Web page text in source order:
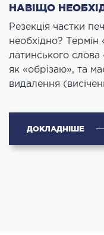
НАВІЩО
Резекція частки
необхідно? Термін
латинського
як «обрізаю», та
видалення
ДОКЛАДНІШЕ